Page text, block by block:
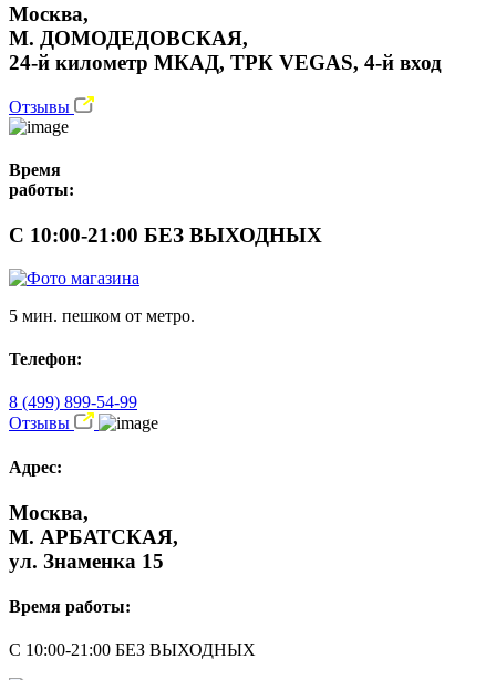
Москва,
М. ДОМОДЕДОВСКАЯ,
24-й километр МКАД, ТРК VEGAS, 4-й вход
Отзывы
Время
работы:
С 10:00-21:00 БЕЗ ВЫХОДНЫХ
5 мин. пешком от метро.
Телефон:
8 (499) 899-54-99
Отзывы
Адрес:
Москва,
М. АРБАТСКАЯ,
ул. Знаменка 15
Время работы:
С 10:00-21:00 БЕЗ ВЫХОДНЫХ